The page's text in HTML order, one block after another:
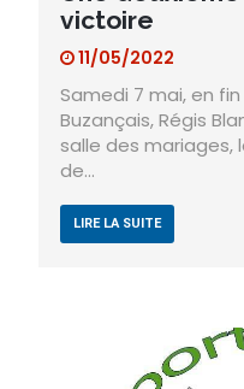
victoire
11/05/2022
Samedi 7 mai, en
Buzançais, Régis
salle des
de…
LIRE LA SUITE